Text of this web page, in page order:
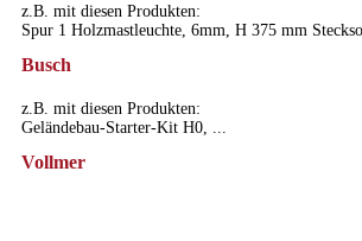
z.B. mit diesen Produkten:
Spur 1 Holzmastleuchte, 6mm, H 375 mm
Busch
z.B. mit diesen Produkten:
Geländebau-Starter-Kit H0, ...
Vollmer